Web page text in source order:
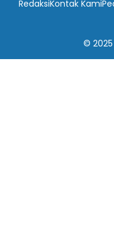
RedaksiKontak Kami
© 2025